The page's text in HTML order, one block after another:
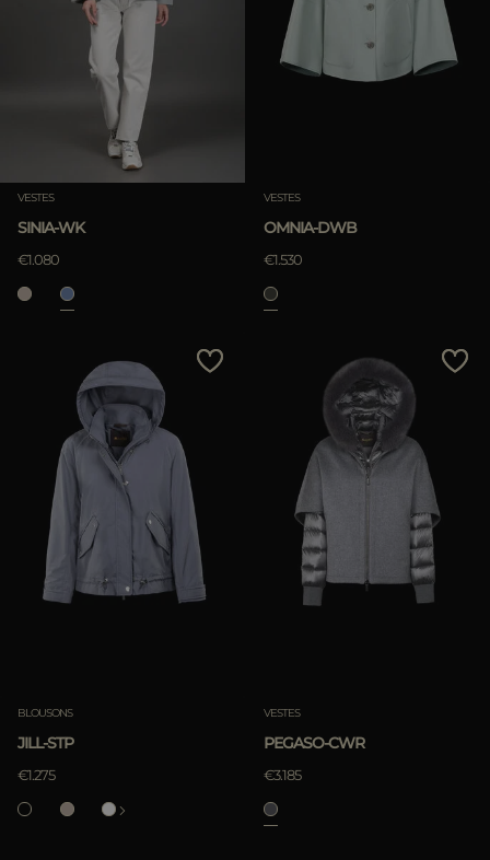
VESTES
SINIA-WK
€1.080
VESTES
OMNIA-DWB
€1.530
BLOUSONS
JILL-STP
€1.275
VESTES
PEGASO-CWR
€3.185